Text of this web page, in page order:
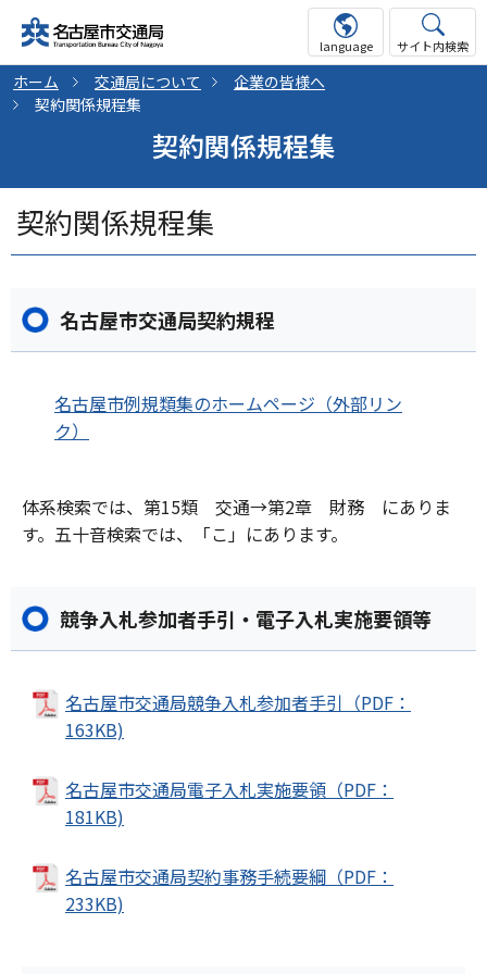
language サイト内検索
ホーム 交通局について
企業の皆様へ
契約関係規程集
契約関係規程集
契約関係規程集
名古屋市交通局契約規程
名古屋市例規類集のホームページ（外部リン
ク）
体系検索では、第15類 交通→第2章 財務 にありま
す。五十音検索では、「こ」にあります。
競争入札参加者手引・電子入札実施要領等
名古屋市交通局競争入札参加者手引（PDF：
163KB)
名古屋市交通局電子入札実施要領（PDF：
181KB)
名古屋市交通局契約事務手続要綱（PDF：
233KB)